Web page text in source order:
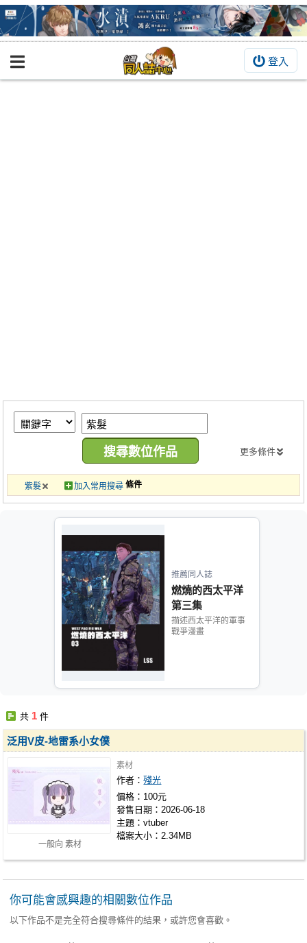
登入
BOOKY書集倉庫
繪圖藝廊
交流中心
攤位轉讓區
會員功能選單
會員中心
登入
更多條件
條件
紫髮 加入常用搜尋
推薦同人誌
燃燒的西太平洋
第三集
描述西太平洋的軍事
戰爭漫畫
共 1 件
一般向 素材
泛用V皮-地雷系小女僕
素材
作者：殘光
價格：100元
發售日期：2026-06-18
主題：vtuber
檔案大小：2.34MB
你可能會感興趣的相關數位作品
以下作品不是完全符合搜尋條件的結果，或許您會喜歡。